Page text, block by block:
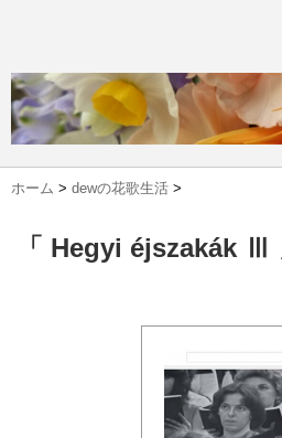
ホーム > dewの花歌生活 >
「 Hegyi éjszakák Ⅲ